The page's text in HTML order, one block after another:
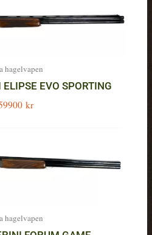
hagelvapen
EVO SPORTING
kr
hagelvapen